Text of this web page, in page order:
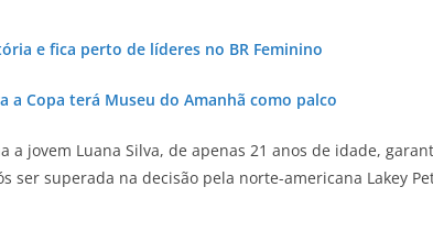
e fica perto de líderes no BR Feminino
a Copa terá Museu do Amanhã como palco
a jovem Luana Silva, de apenas 21 anos de idade,
ser superada na decisão pela norte-americana Lakey